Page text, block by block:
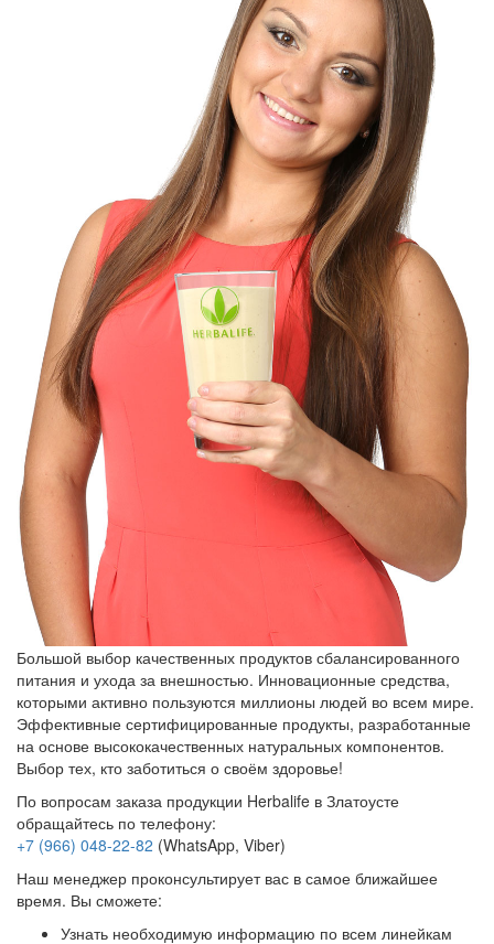
Большой выбор качественных продуктов сбалансированного
питания и ухода за внешностью. Инновационные средства,
которыми активно пользуются миллионы людей во всем мире.
Эффективные сертифицированные продукты, разработанные
на основе высококачественных натуральных компонентов.
Выбор тех, кто заботиться о своём здоровье!
По вопросам заказа продукции Herbalife в Златоусте
обращайтесь по телефону:
+7 (966) 048-22-82 (WhatsApp, Viber)
Наш менеджер проконсультирует вас в самое ближайшее
время. Вы сможете:
Узнать необходимую информацию по всем линейкам